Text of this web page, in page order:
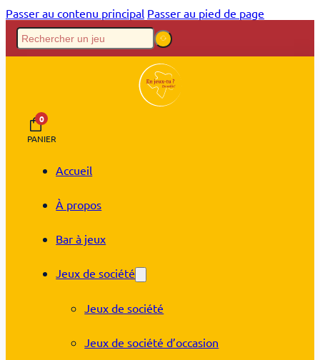
Passer au contenu principal Passer au pied de page
0
PANIER
Accueil
À propos
Bar à jeux
Jeux de société
Jeux de société
Jeux de société d’occasion